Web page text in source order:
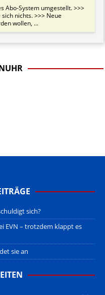
Abo-System umgestellt. >>>
nichts. >>> Neue
wollen, ...
sich?
EVN – trotzdem klappt es
sie an